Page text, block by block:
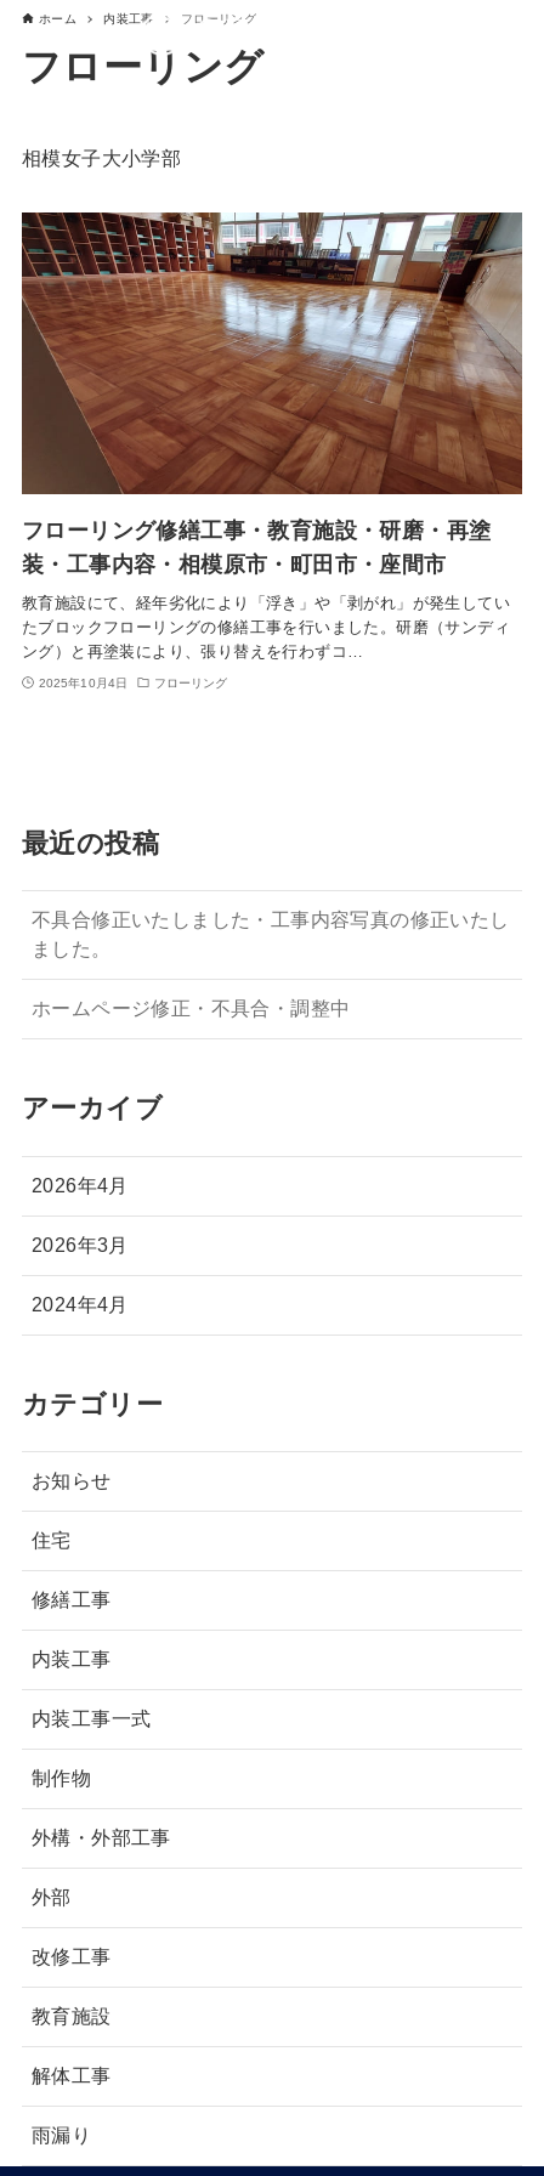
ホーム 内装工事 フローリング
フローリング
相模女子大小学部
フローリング修繕工事・教育施設・研磨・再塗
装・工事内容・相模原市・町田市・座間市
教育施設にて、経年劣化により「浮き」や「剥がれ」が発生してい
たブロックフローリングの修繕工事を行いました。研磨（サンディ
ング）と再塗装により、張り替えを行わずコ…
2025年10月4日 フローリング
最近の投稿
不具合修正いたしました・工事内容写真の修正いたし
ました。
ホームページ修正・不具合・調整中
アーカイブ
2026年4月
2026年3月
2024年4月
カテゴリー
お知らせ
住宅
修繕工事
内装工事
内装工事一式
制作物
外構・外部工事
外部
改修工事
教育施設
解体工事
雨漏り